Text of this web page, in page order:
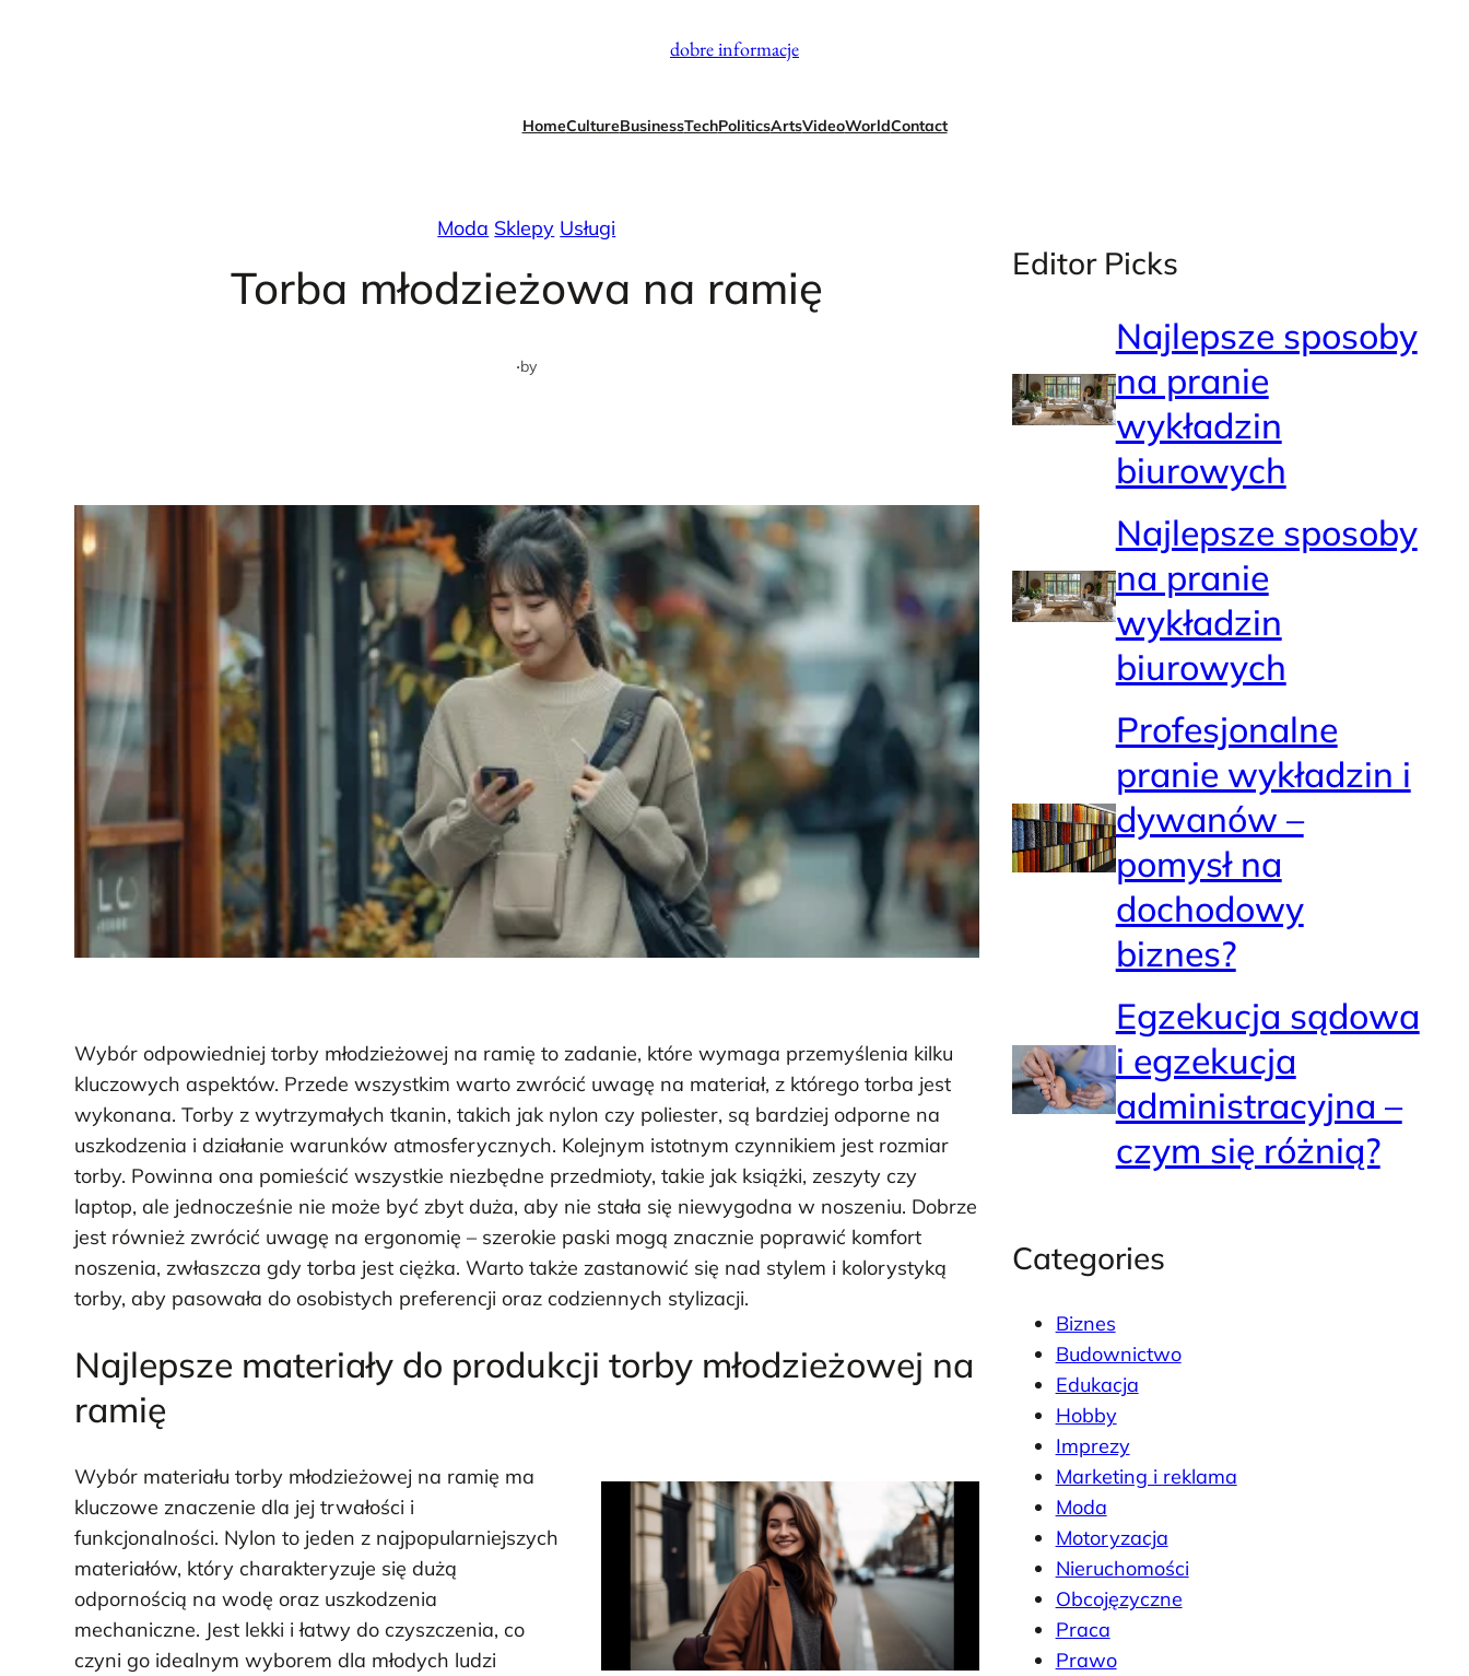
dobre informacje
HomeCultureBusinessTechPoliticsArtsVideoWorldContact
Moda Sklepy Usługi
Torba młodzieżowa na ramię
·by
Wybór odpowiedniej torby młodzieżowej na ramię to zadanie, które wymaga przemyślenia kilku
kluczowych aspektów. Przede wszystkim warto zwrócić uwagę na materiał, z którego torba jest
wykonana. Torby z wytrzymałych tkanin, takich jak nylon czy poliester, są bardziej odporne na
uszkodzenia i działanie warunków atmosferycznych. Kolejnym istotnym czynnikiem jest rozmiar
torby. Powinna ona pomieścić wszystkie niezbędne przedmioty, takie jak książki, zeszyty czy
laptop, ale jednocześnie nie może być zbyt duża, aby nie stała się niewygodna w noszeniu. Dobrze
jest również zwrócić uwagę na ergonomię – szerokie paski mogą znacznie poprawić komfort
noszenia, zwłaszcza gdy torba jest ciężka. Warto także zastanowić się nad stylem i kolorystyką
torby, aby pasowała do osobistych preferencji oraz codziennych stylizacji.
Najlepsze materiały do produkcji torby młodzieżowej na
ramię
Wybór materiału torby młodzieżowej na ramię ma
kluczowe znaczenie dla jej trwałości i
funkcjonalności. Nylon to jeden z najpopularniejszych
materiałów, który charakteryzuje się dużą
odpornością na wodę oraz uszkodzenia
mechaniczne. Jest lekki i łatwy do czyszczenia, co
czyni go idealnym wyborem dla młodych ludzi
Editor Picks
Najlepsze sposoby
na pranie
wykładzin
biurowych
Najlepsze sposoby
na pranie
wykładzin
biurowych
Profesjonalne
pranie wykładzin i
dywanów –
pomysł na
dochodowy
biznes?
Egzekucja sądowa
i egzekucja
administracyjna –
czym się różnią?
Categories
Biznes
Budownictwo
Edukacja
Hobby
Imprezy
Marketing i reklama
Moda
Motoryzacja
Nieruchomości
Obcojęzyczne
Praca
Prawo